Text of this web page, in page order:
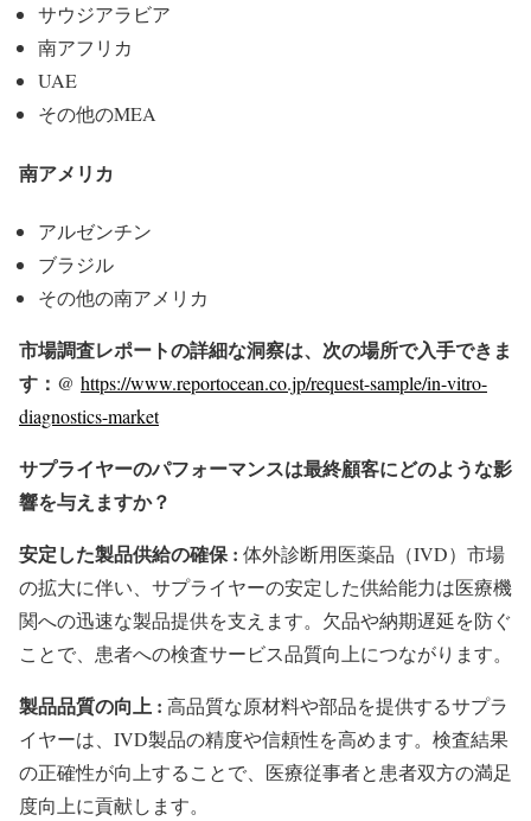
サウジアラビア
南アフリカ
UAE
その他のMEA
南アメリカ
アルゼンチン
ブラジル
その他の南アメリカ
市場調査レポートの詳細な洞察は、次の場所で入手できま
す：@ https://www.reportocean.co.jp/request-sample/in-vitro-
diagnostics-market
サプライヤーのパフォーマンスは最終顧客にどのような影
響を与えますか？
安定した製品供給の確保 : 体外診断用医薬品（IVD）市場
の拡大に伴い、サプライヤーの安定した供給能力は医療機
関への迅速な製品提供を支えます。欠品や納期遅延を防ぐ
ことで、患者への検査サービス品質向上につながります。
製品品質の向上 : 高品質な原材料や部品を提供するサプラ
イヤーは、IVD製品の精度や信頼性を高めます。検査結果
の正確性が向上することで、医療従事者と患者双方の満足
度向上に貢献します。